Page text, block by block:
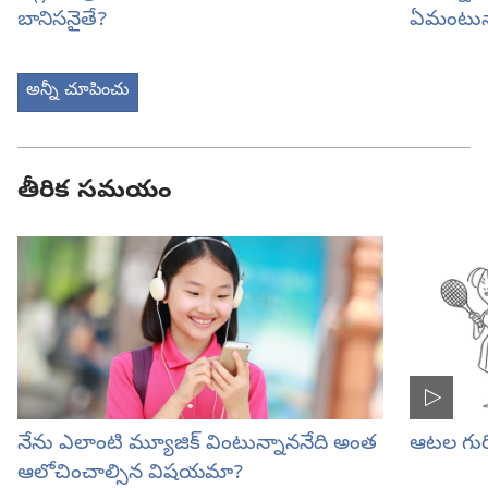
బానిసనైతే?
అన్నీ చూపించు
తీరిక సమయం
నేను ఎలాంటి మ్యూజిక్‌ వింటున్నాననేది అంత
ఆలోచించాల్సిన విషయమా?
ఆటల